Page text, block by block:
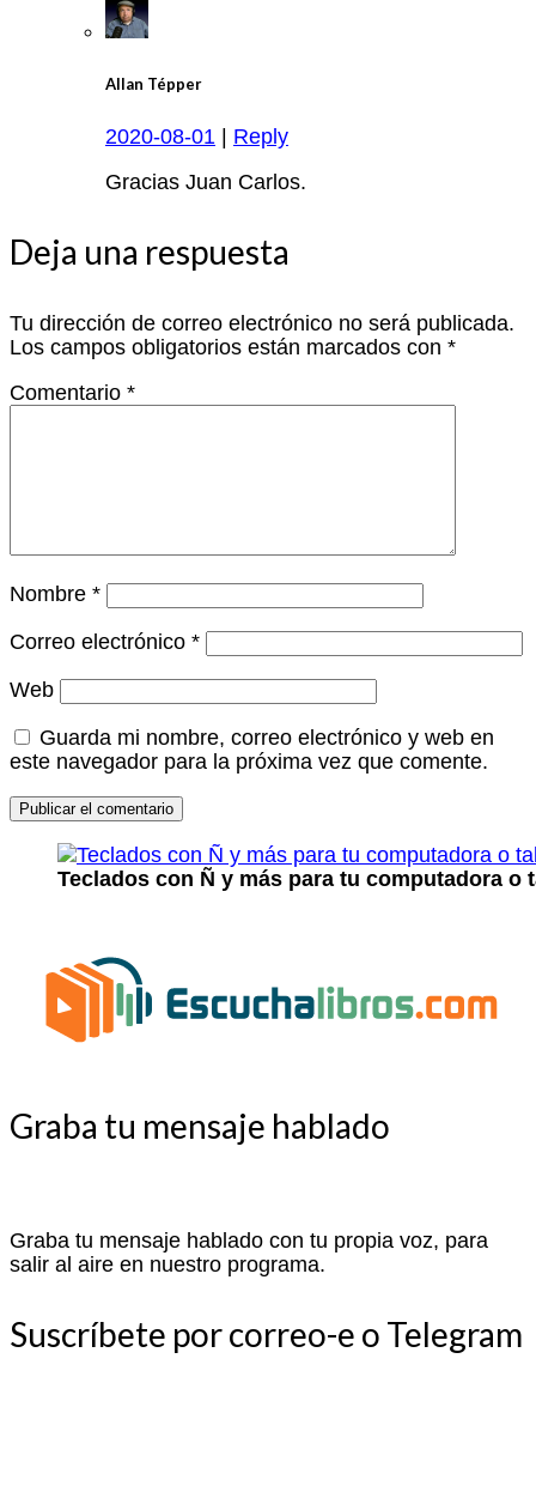
Allan Tépper
2020-08-01 | Reply
Gracias Juan Carlos.
Deja una respuesta
Tu dirección de correo electrónico no será publicada.
Los campos obligatorios están marcados con *
Comentario *
Nombre *
Correo electrónico *
Web
Guarda mi nombre, correo electrónico y web en
este navegador para la próxima vez que comente.
Teclados con Ñ y más para tu computadora o
Graba tu mensaje hablado
Graba tu mensaje hablado con tu propia voz, para
salir al aire en nuestro programa.
Suscríbete por correo-e o Telegram